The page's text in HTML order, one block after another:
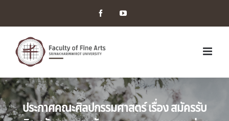
FacebookYouTube
ประกาศคณะศิลปกรรมศาสตร์ เรื่อง สมัครรับ